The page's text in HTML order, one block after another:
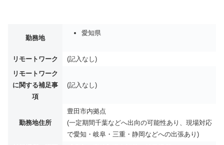
勤務地
愛知県
リモートワーク
(記入なし)
リモートワーク
に関する補足事
項
(記入なし)
勤務地住所
豊田市内拠点
(一定期間千葉などへ出向の可能性あり、現場対応
で愛知・岐阜・三重・静岡などへの出張あり)